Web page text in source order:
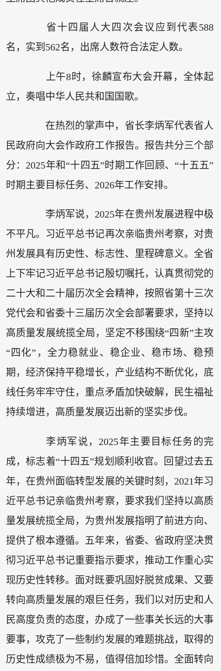
省十四届人大四次会议应到代表588
名，实到562名，出席人数符合法定人数。
上午8时，徐麟宣布大会开幕，全体起
立，奏唱中华人民共和国国歌。
在热烈的掌声中，省长李炳军代表省人
民政府向大会作政府工作报告。报告共分三个部
分：2025年和“十四五”时期工作回顾、“十五五”
时期主要目标任务、2026年工作安排。
李炳军说，2025年在贵州发展进程中极
不平凡。习近平总书记再次亲临贵州考察，对贵
州发展具有历史性、标志性、里程碑意义。全省
上下牢记习近平总书记殷切嘱托，认真贯彻党的
二十大和二十届历次全会精神，按照省第十三次
党代会和省委十三届历次全会部署要求，坚持以
高质量发展统揽全局，坚定不移围绕“四新”主攻
“四化”，全力稳就业、稳企业、稳市场、稳预
期，经济保持平稳增长，产业结构不断优化，底
线任务牢牢守住，重点矛盾加快破解，民生福祉
持续增进，高质量发展迈出新的坚实步伐。
李炳军说，2025年主要目标任务的完
成，标志着“十四五”规划顺利收官。回望过去五
年，在贵州面临转型发展的关键时刻，2021年习
近平总书记亲临贵州考察，要求我们坚持以高质
量发展统揽全局，为贵州发展指明了前进方向、
提供了根本遵循。五年来，省委、省政府坚决贯
彻习近平总书记重要指示要求，推动工作重心实
现历史性转移。面对既要巩固好脱贫成果、又要
转向高质量发展的艰巨任务，我们以对历史和人
民高度负责的态度，办成了一些事关长远的大事
要事，攻克了一些制约发展的难题挑战，取得的
历史性成绩极为不易，值得倍加珍惜。全面转向